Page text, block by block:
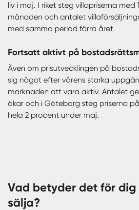
liv i maj. I riket steg villapriserna med
månaden och antalet
med samma period förra året.
Fortsatt aktivt på
Även om prisutvecklingen på
sig något efter vårens starka
marknaden att vara aktiv. Antalet
ökar och i Göteborg steg priserna
hela 2 procent under maj.
Vad betyder det för dig
sälja?